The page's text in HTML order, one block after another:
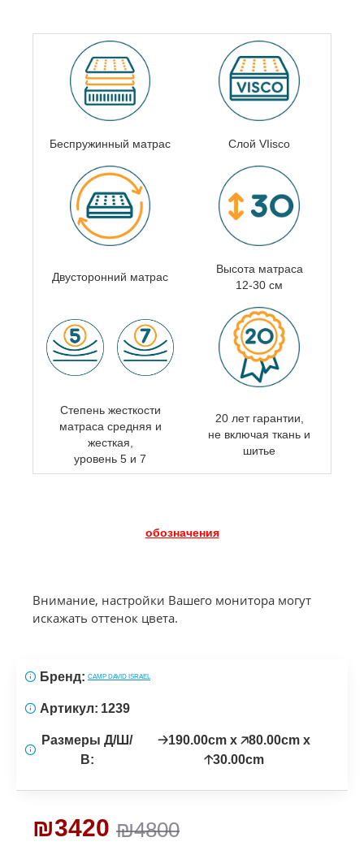
Беспружинный матрас Слой VIisco
Двусторонний матрас
Высота матраса
12-30 см
Степень жесткости
матраса средняя и
жесткая,
уровень 5 и 7
20 лет гарантии,
не включая ткань и
шитье
обозначения
Внимание, настройки Вашего монитора могут
искажать оттенок цвета.
₪4800
₪3420
Бренд: CAMP DAVID ISRAEL
Артикул: 1239
Размеры Д/Ш/
В:
🡢190.00cm x 🡥80.00cm x
🡡30.00cm